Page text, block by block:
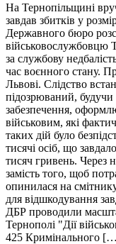
На Тернопільщині
завдав збитків у
Державного бюро
військовослужбовцю
за службову
час воєнного стану.
Львові. Слідство
підозрюваний,
забезпечення,
військовим, які
таких дій було
тисячі осіб, що
тисяч гривень. Через
замість того, щоб
опинилася на
для відшкодування
ДБР проводили
Тернополі "Дії
425 Кримінального